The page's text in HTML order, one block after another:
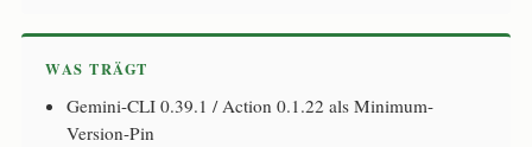
WAS TRÄGT
Gemini-CLI 0.39.1 / Action 0.1.22 als Minimum-
Version-Pin